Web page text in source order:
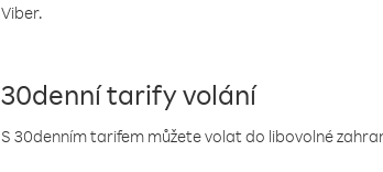
Viber.
30denní tarify volání
S 30denním tarifem můžete volat do libovolné